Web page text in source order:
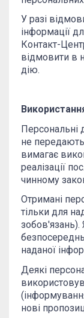
У разі
інформації
Контакт-
відмовити в
дію.
Персональні
не
вимагає
реалізації
чинному
Отримані
тільки для
зобов'язань).
наданої
Деякі
нові